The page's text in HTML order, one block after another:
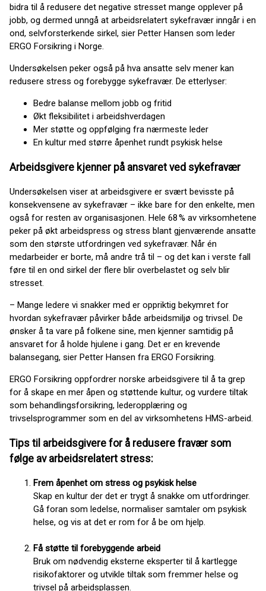
bidra til å redusere det negative stresset mange opplever på
jobb, og dermed unngå at arbeidsrelatert sykefravær inngår i en
ond, selvforsterkende sirkel, sier Petter Hansen som leder
ERGO Forsikring i Norge.
Undersøkelsen peker også på hva ansatte selv mener kan
redusere stress og forebygge sykefravær. De etterlyser:
Bedre balanse mellom jobb og fritid
Økt fleksibilitet i arbeidshverdagen
Mer støtte og oppfølging fra nærmeste leder
En kultur med større åpenhet rundt psykisk helse
Arbeidsgivere kjenner på ansvaret ved sykefravær
Undersøkelsen viser at arbeidsgivere er svært bevisste på
konsekvensene av sykefravær – ikke bare for den enkelte, men
også for resten av organisasjonen. Hele 68 % av virksomhetene
peker på økt arbeidspress og stress blant gjenværende ansatte
som den største utfordringen ved sykefravær. Når én
medarbeider er borte, må andre trå til – og det kan i verste fall
føre til en ond sirkel der flere blir overbelastet og selv blir
stresset.
– Mange ledere vi snakker med er oppriktig bekymret for
hvordan sykefravær påvirker både arbeidsmiljø og trivsel. De
ønsker å ta vare på folkene sine, men kjenner samtidig på
ansvaret for å holde hjulene i gang. Det er en krevende
balansegang, sier Petter Hansen fra ERGO Forsikring.
ERGO Forsikring oppfordrer norske arbeidsgivere til å ta grep
for å skape en mer åpen og støttende kultur, og vurdere tiltak
som behandlingsforsikring, lederopplæring og
trivselsprogrammer som en del av virksomhetens HMS-arbeid.
Tips til arbeidsgivere for å redusere fravær som
følge av arbeidsrelatert stress:
Frem åpenhet om stress og psykisk helse
Skap en kultur der det er trygt å snakke om utfordringer.
Gå foran som ledelse, normaliser samtaler om psykisk
helse, og vis at det er rom for å be om hjelp.
Få støtte til forebyggende arbeid
Bruk om nødvendig eksterne eksperter til å kartlegge
risikofaktorer og utvikle tiltak som fremmer helse og
trivsel på arbeidsplassen.